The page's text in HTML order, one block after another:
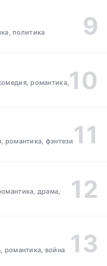
политика
романтика,
романтика, фэнтези
драма,
романтика, война